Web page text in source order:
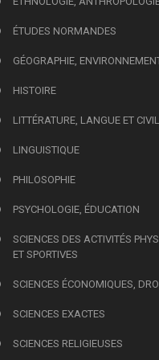
ÉTUDES NORMANDES
GÉOGRAPHIE,
HISTOIRE
LITTÉRATURE, LANGUE ET
LINGUISTIQUE
PHILOSOPHIE
PSYCHOLOGIE, ÉDUCATION
SCIENCES DES ACTIVITÉS
ET SPORTIVES
SCIENCES ÉCONOMIQUES,
SCIENCES EXACTES
SCIENCES RELIGIEUSES